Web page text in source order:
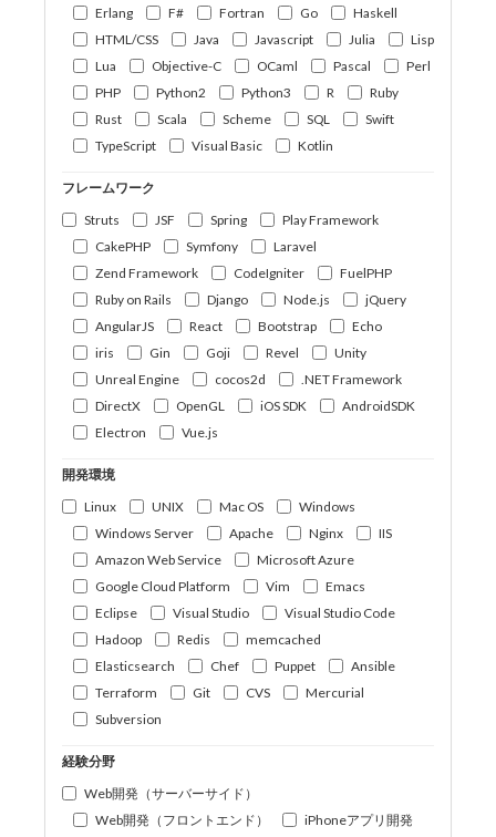
Erlang
F# Fortran Go
Haskell
HTML/CSS
Java Javascript Julia
Lisp
Lua
Objective-C OCaml Pascal
Perl
PHP
Python2 Python3 R
Ruby
Rust
Scala Scheme SQL
Swift
TypeScript
Visual Basic Kotlin
フレームワーク
Struts
JSF Spring
Play Framework
CakePHP
Symfony
Laravel
Zend Framework
CodeIgniter
FuelPHP
Ruby on Rails
Django Node.js
jQuery
AngularJS
React Bootstrap
Echo
iris
Gin Goji Revel
Unity
Unreal Engine
cocos2d
.NET Framework
DirectX
OpenGL iOS SDK
AndroidSDK
Electron
Vue.js
開発環境
Linux
UNIX Mac OS
Windows
Windows Server
Apache Nginx
IIS
Amazon Web Service
Microsoft Azure
Google Cloud Platform
Vim
Emacs
Eclipse
Visual Studio
Visual Studio Code
Hadoop
Redis
memcached
Elasticsearch
Chef Puppet
Ansible
Terraform
Git CVS
Mercurial
Subversion
経験分野
Web開発（サーバーサイド）
Web開発（フロントエンド）
iPhoneアプリ開発